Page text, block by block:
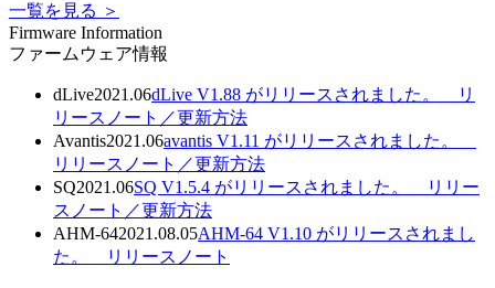
一覧を見る ＞
Firmware Information
ファームウェア情報
dLive2021.06dLive V1.88 がリリースされました。
リ
リースノート／更新方法
Avantis2021.06avantis V1.11 がリリースされました。
リリースノート／更新方法
SQ2021.06SQ V1.5.4 がリリースされました。
リリー
スノート／更新方法
AHM-642021.08.05AHM-64 V1.10 がリリースされまし
た。
リリースノート